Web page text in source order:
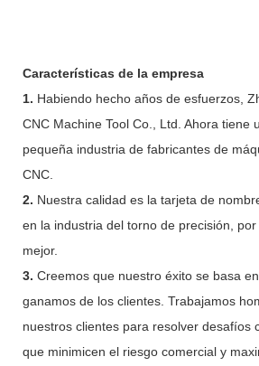
Características de la empresa
1. Habiendo hecho años de esfuerzos,
CNC Machine Tool Co., Ltd. Ahora tiene
pequeña industria de fabricantes de
CNC.
2. Nuestra calidad es la tarjeta de
en la industria del torno de precisión,
mejor.
3. Creemos que nuestro éxito se basa
ganamos de los clientes. Trabajamos
nuestros clientes para resolver desafíos
que minimicen el riesgo comercial y